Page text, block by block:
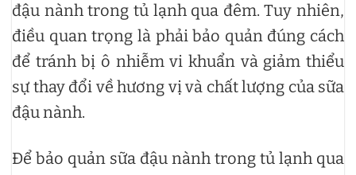
đậu nành trong tủ lạnh qua đêm. Tuy nhiên,
điều quan trọng là phải bảo quản đúng cách
để tránh bị ô nhiễm vi khuẩn và giảm thiểu
sự thay đổi về hương vị và chất lượng của sữa
đậu nành.
Để bảo quản sữa đậu nành trong tủ lạnh qua